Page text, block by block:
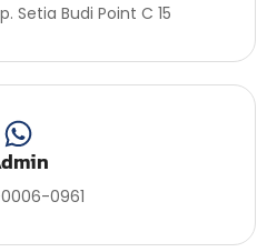
Setia Budi Point C 15
0961